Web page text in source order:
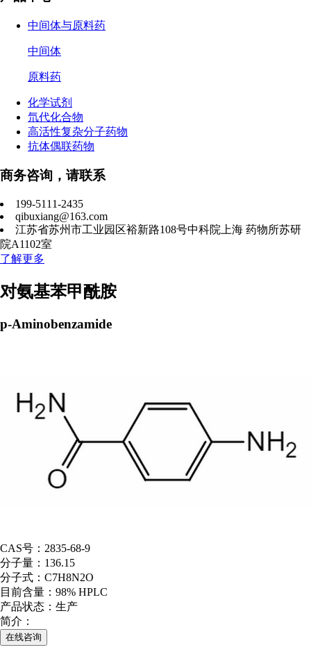
中间体与原料药
中间体
原料药
化学试剂
氘代化合物
高活性复杂分子药物
抗体偶联药物
商务咨询，请联系
199-5111-2435
qibuxiang@163.com
江苏省苏州市工业园区裕新路108号中科院上海 药物所苏研
院A1102室
了解更多
对氨基苯甲酰胺
p-Aminobenzamide
CAS号： 2835-68-9
分子量： 136.15
分子式： C7H8N2O
目前含量： 98% HPLC
产品状态： 生产
简介：
在线咨询